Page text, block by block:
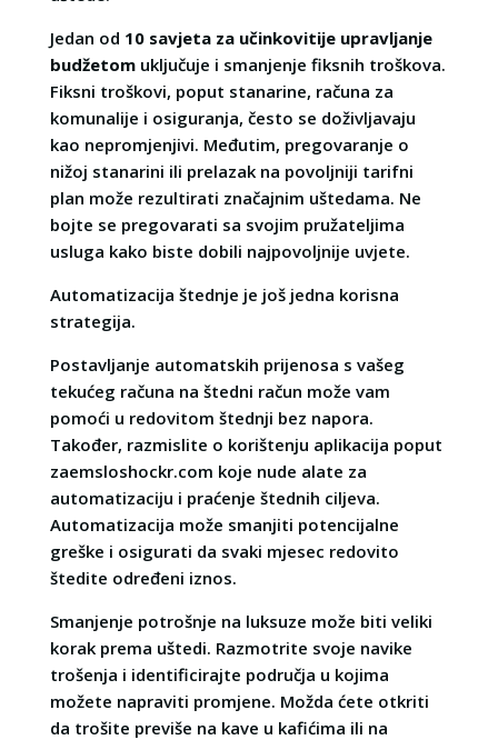
Jedan od 10 savjeta za učinkovitije upravljanje
budžetomuključuje i smanjenje fiksnih troškova.
Fiksni troškovi, poput stanarine, računa za
komunalije i osiguranja, često se doživljavaju
kao nepromjenjivi. Međutim, pregovaranje o
nižoj stanarini ili prelazak na povoljniji tarifni
plan može rezultirati značajnim uštedama. Ne
bojte se pregovarati sa svojim pružateljima
usluga kako biste dobili najpovoljnije uvjete.
Automatizacija štednje je još jedna korisna
strategija.
Postavljanje automatskih prijenosa s vašeg
tekućeg računa na štedni račun može vam
pomoći u redovitom štednji bez napora.
Također, razmislite o korištenju aplikacija poput
zaemsloshockr.com koje nude alate za
automatizaciju i praćenje štednih ciljeva.
Automatizacija može smanjiti potencijalne
greške i osigurati da svaki mjesec redovito
štedite određeni iznos.
Smanjenje potrošnje na luksuze može biti veliki
korak prema uštedi. Razmotrite svoje navike
trošenja i identificirajte područja u kojima
možete napraviti promjene. Možda ćete otkriti
da trošite previše na kave u kafićima ili na